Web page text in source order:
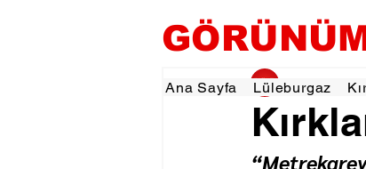
Ana Sayfa Lüleburgaz